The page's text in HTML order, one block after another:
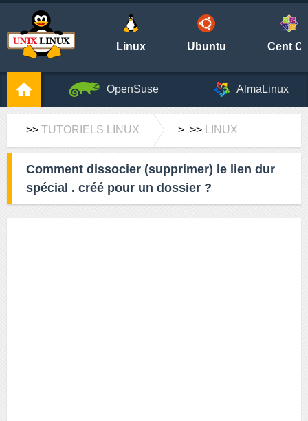
Linux Ubuntu Cent
OpenSuse AlmaLinux
>> TUTORIELS LINUX > >> LINUX
Comment dissocier (supprimer) le lien dur
spécial . créé pour un dossier ?